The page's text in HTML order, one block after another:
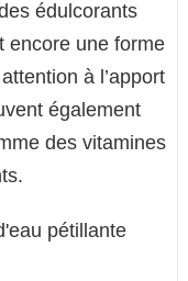
édulcorants
encore une forme
à l’apport
également
des vitamines